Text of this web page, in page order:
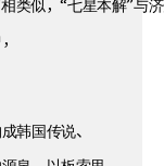
类似，“七星本解”与
韩国传说、